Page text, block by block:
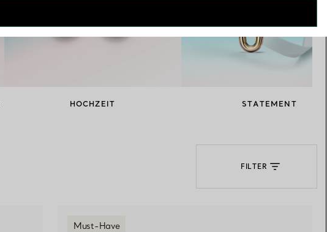
HOCHZEIT STATEMENT
FILTER
Must-Have